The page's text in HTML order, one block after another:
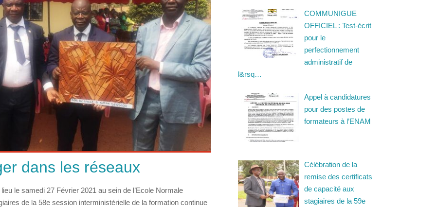
dans les réseaux
le samedi 27 Février 2021 au sein de l’Ecole Normale
de la 58e session interministérielle de la formation continue
COMMUNIGUE
OFFICIEL : Test-écrit
pour le
perfectionnement
administratif de
l&rsq…
Appel à candidatures
pour des postes de
formateurs à l’ENAM
Célébration de la
remise des certificats
de capacité aux
stagiaires de la 59e